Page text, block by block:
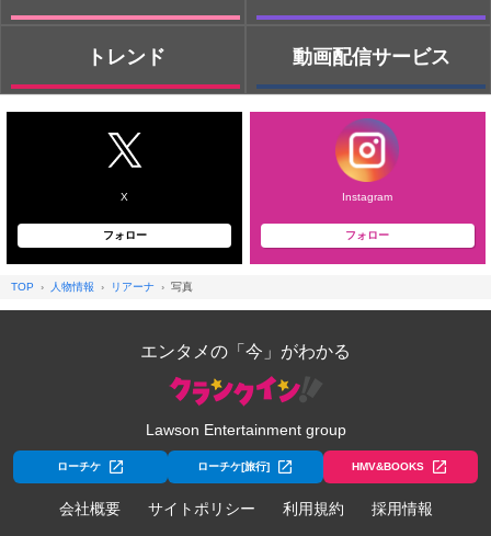
トレンド 動画配信サービス
X
フォロー
Instagram
フォロー
TOP 人物情報 リアーナ 写真
エンタメの「今」がわかる
Lawson Entertainment group
ローチケ ローチケ[旅行] HMV&BOOKS
会社概要 サイトポリシー 利用規約 採用情報